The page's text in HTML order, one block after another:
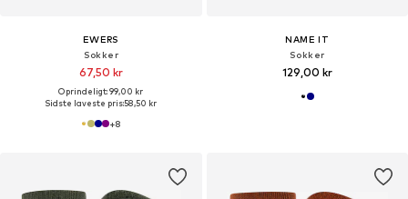
EWERS
Sokker
67,50 kr
Oprindeligt: 99,00 kr
Sidste laveste pris:58,50 kr
+8
NAME IT
Sokker
129,00 kr